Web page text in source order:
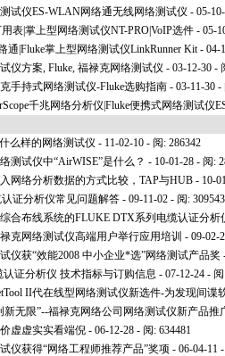
试仪ES-WLAN网络通无线网络测试仪 - 05-
表|掌上型网络测试仪NT-PRO|VoIP选件 - 05-
通|Fluke掌上型网络测试仪LinkRunner Kit- 04-
仪方案, Fluke, 福禄克网络测试仪 - 03-12-30 -
手持式网络测试仪-Fluke选购指南 - 03-11-30 -
千兆网络分析仪|Fluke便携式网络测试仪
么样的网络测试仪 - 11-02-10 - 阅: 286342
测试仪中“AirWISE”是什么？ - 10-01-28 - 阅:
网络分析数据的方式比较，TAP与HUB - 10-
证分析仪常见问题解答 - 09-11-02 - 阅: 309543
合布线系统的FLUKE DTX系列电缆认证分析
克网络测试仪高端用户举行应用培训 - 09-02-
仪获“效能2008 中小企业*选”网络测试产品奖
证分析仪 技术指标与订购信息 - 07-12-24 -
II代在线型网络测试仪新选件-为发现间
新无限”--福禄克网络公司网络测试仪新产品推
虚虚实实看端倪 - 06-12-28 - 阅: 634481
仪获得“网络工程师推荐产品”奖项 - 06-04-11